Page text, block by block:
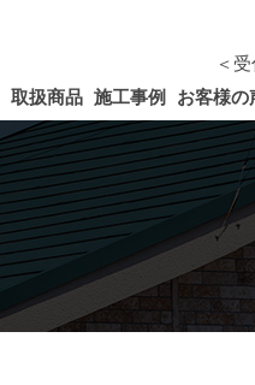
取扱商品 施工事例 お客様の
＜